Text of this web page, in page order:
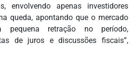
envolvendo apenas investidores
queda, apontando que o mercado
pequena retração no período,
de juros e discussões fiscais”,